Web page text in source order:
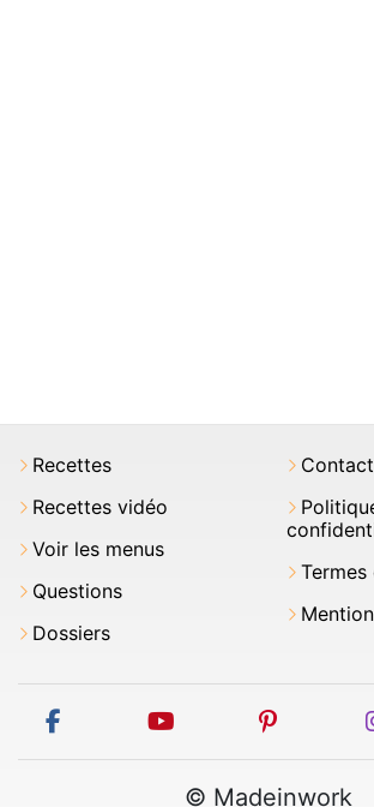
Recettes
Recettes vidéo
Voir les menus
Questions
Dossiers
facebook youtube
© Madeinwork